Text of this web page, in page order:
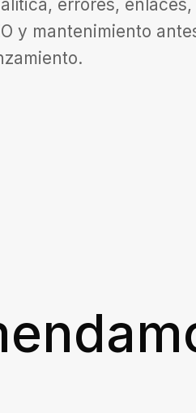
errores,
y mantenimiento